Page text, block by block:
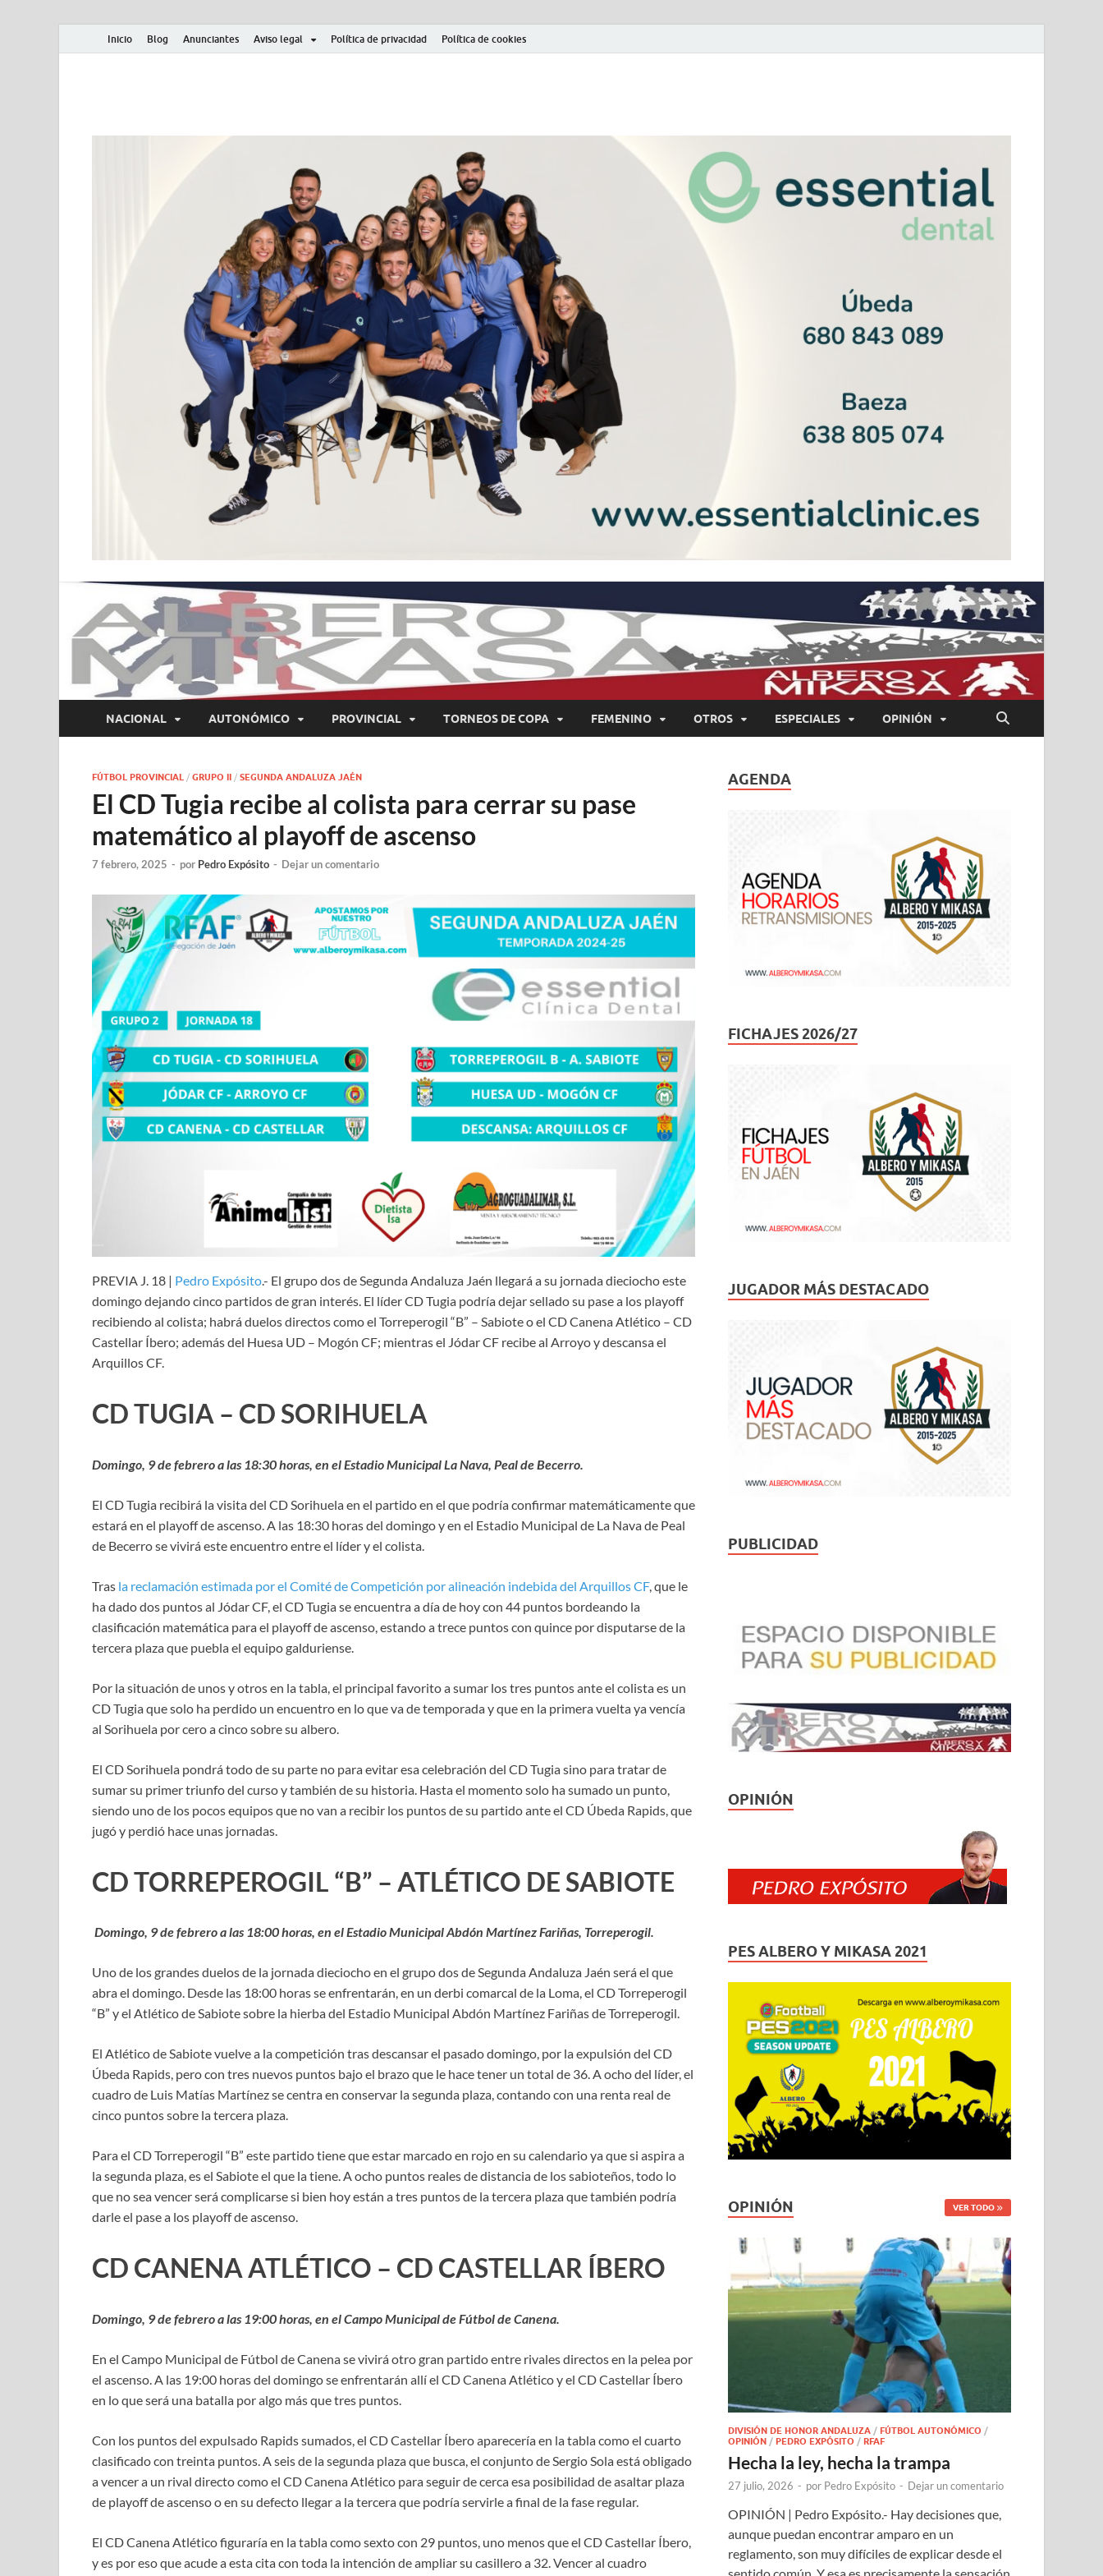
Inicio Blog Anunciantes Aviso legal Política de privacidad Política de cookies
NACIONAL AUTONÓMICO PROVINCIAL TORNEOS DE COPA FEMENINO OTROS ESPECIALES OPINIÓN
FÚTBOL PROVINCIAL / GRUPO II / SEGUNDA ANDALUZA JAÉN
El CD Tugia recibe al colista para cerrar su pase
matemático al playoff de ascenso
7 febrero, 2025 - por Pedro Expósito - Dejar un comentario
PREVIA J. 18 | Pedro Expósito.- El grupo dos de Segunda Andaluza Jaén llegará a su jornada dieciocho este
domingo dejando cinco partidos de gran interés. El líder CD Tugia podría dejar sellado su pase a los playoff
recibiendo al colista; habrá duelos directos como el Torreperogil “B” – Sabiote o el CD Canena Atlético – CD
Castellar Íbero; además del Huesa UD – Mogón CF; mientras el Jódar CF recibe al Arroyo y descansa el
Arquillos CF.
CD TUGIA – CD SORIHUELA
Domingo, 9 de febrero a las 18:30 horas, en el Estadio Municipal La Nava, Peal de Becerro.
El CD Tugia recibirá la visita del CD Sorihuela en el partido en el que podría confirmar matemáticamente que
estará en el playoff de ascenso. A las 18:30 horas del domingo y en el Estadio Municipal de La Nava de Peal
de Becerro se vivirá este encuentro entre el líder y el colista.
Tras la reclamación estimada por el Comité de Competición por alineación indebida del Arquillos CF, que le
ha dado dos puntos al Jódar CF, el CD Tugia se encuentra a día de hoy con 44 puntos bordeando la
clasificación matemática para el playoff de ascenso, estando a trece puntos con quince por disputarse de la
tercera plaza que puebla el equipo galduriense.
Por la situación de unos y otros en la tabla, el principal favorito a sumar los tres puntos ante el colista es un
CD Tugia que solo ha perdido un encuentro en lo que va de temporada y que en la primera vuelta ya vencía
al Sorihuela por cero a cinco sobre su albero.
El CD Sorihuela pondrá todo de su parte no para evitar esa celebración del CD Tugia sino para tratar de
sumar su primer triunfo del curso y también de su historia. Hasta el momento solo ha sumado un punto,
siendo uno de los pocos equipos que no van a recibir los puntos de su partido ante el CD Úbeda Rapids, que
jugó y perdió hace unas jornadas.
CD TORREPEROGIL “B” – ATLÉTICO DE SABIOTE
Domingo, 9 de febrero a las 18:00 horas, en el Estadio Municipal Abdón Martínez Fariñas, Torreperogil.
Uno de los grandes duelos de la jornada dieciocho en el grupo dos de Segunda Andaluza Jaén será el que
abra el domingo. Desde las 18:00 horas se enfrentarán, en un derbi comarcal de la Loma, el CD Torreperogil
“B” y el Atlético de Sabiote sobre la hierba del Estadio Municipal Abdón Martínez Fariñas de Torreperogil.
El Atlético de Sabiote vuelve a la competición tras descansar el pasado domingo, por la expulsión del CD
Úbeda Rapids, pero con tres nuevos puntos bajo el brazo que le hace tener un total de 36. A ocho del líder, el
cuadro de Luis Matías Martínez se centra en conservar la segunda plaza, contando con una renta real de
cinco puntos sobre la tercera plaza.
Para el CD Torreperogil “B” este partido tiene que estar marcado en rojo en su calendario ya que si aspira a
la segunda plaza, es el Sabiote el que la tiene. A ocho puntos reales de distancia de los sabioteños, todo lo
que no sea vencer será complicarse si bien hoy están a tres puntos de la tercera plaza que también podría
darle el pase a los playoff de ascenso.
CD CANENA ATLÉTICO – CD CASTELLAR ÍBERO
Domingo, 9 de febrero a las 19:00 horas, en el Campo Municipal de Fútbol de Canena.
En el Campo Municipal de Fútbol de Canena se vivirá otro gran partido entre rivales directos en la pelea por
el ascenso. A las 19:00 horas del domingo se enfrentarán allí el CD Canena Atlético y el CD Castellar Íbero
en lo que será una batalla por algo más que tres puntos.
Con los puntos del expulsado Rapids sumados, el CD Castellar Íbero aparecería en la tabla como el cuarto
clasificado con treinta puntos. A seis de la segunda plaza que busca, el conjunto de Sergio Sola está obligado
a vencer a un rival directo como el CD Canena Atlético para seguir de cerca esa posibilidad de asaltar plaza
de playoff de ascenso o en su defecto llegar a la tercera que podría servirle a final de la fase regular.
El CD Canena Atlético figuraría en la tabla como sexto con 29 puntos, uno menos que el CD Castellar Íbero,
y es por eso que acude a esta cita con toda la intención de ampliar su casillero a 32. Vencer al cuadro
AGENDA
FICHAJES 2026/27
JUGADOR MÁS DESTACADO
PUBLICIDAD
OPINIÓN
PES ALBERO Y MIKASA 2021
OPINIÓN VER TODO
DIVISIÓN DE HONOR ANDALUZA /FÚTBOL AUTONÓMICO /
OPINIÓN /PEDRO EXPÓSITO /RFAF
Hecha la ley, hecha la trampa
27 julio, 2026 - por Pedro Expósito - Dejar un comentario
OPINIÓN | Pedro Expósito.- Hay decisiones que,
aunque puedan encontrar amparo en un
reglamento, son muy difíciles de explicar desde el
sentido común. Y esa es precisamente la sensación